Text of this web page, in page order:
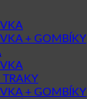
+ GOMBÍKY
TRAKY
+ GOMBÍKY